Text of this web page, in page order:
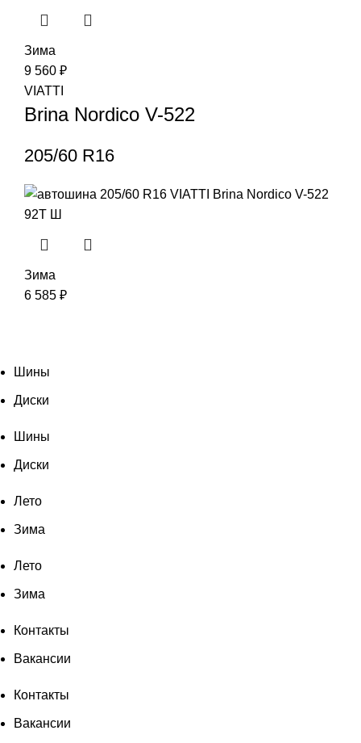
Зима
9 560 ₽
VIATTI
Brina Nordico V-522
205/60 R16
Зима
6 585 ₽
Шины
Диски
Шины
Диски
Лето
Зима
Лето
Зима
Контакты
Вакансии
Контакты
Вакансии